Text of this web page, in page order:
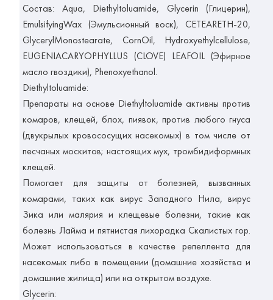
Состав: Aqua, Diethyltoluamide, Glycerin (Глицерин),
EmulsifyingWax (Эмульсионный воск), CETEARETH-20,
GlycerylMonostearate, CornOil, Hydroxyethylcellulose,
EUGENIACARYOPHYLLUS (CLOVE) LEAFOIL (Эфирное
масло гвоздики), Phenoxyethanol.
Diethyltoluamide:
Препараты на основе Diethyltoluamide активны против
комаров, клещей, блох, пиявок, против любого гнуса
(двукрылых кровососущих насекомых) в том числе от
песчаных москитов; настоящих мух, тромбидиформных
клещей.
Помогает для защиты от болезней, вызванных
комарами, таких как вирус Западного Нила, вирус
Зика или малярия и клещевые болезни, такие как
болезнь Лайма и пятнистая лихорадка Скалистых гор.
Может использоваться в качестве репеллента для
насекомых либо в помещении (домашние хозяйства и
домашние жилища) или на открытом воздухе.
Glycerin: